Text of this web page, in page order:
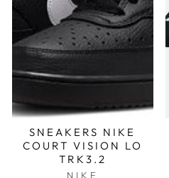
SNEAKERS NIKE
COURT VISION LO
TRK3.2
NIKE